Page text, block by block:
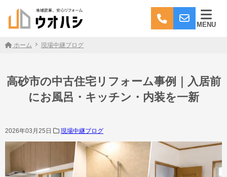
MENU
ホーム 現場中継ブログ
高砂市の中古住宅リフォーム事例｜入居前
にお風呂・キッチン・内装を一新
2026年03月25日 現場中継ブログ